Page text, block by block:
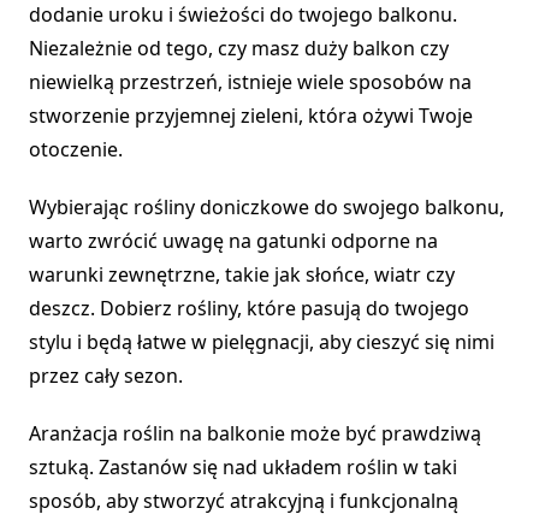
dodanie uroku i świeżości do twojego balkonu.
Niezależnie od tego, czy masz duży balkon czy
niewielką przestrzeń, istnieje wiele sposobów na
stworzenie przyjemnej zieleni, która ożywi Twoje
otoczenie.
Wybierając rośliny doniczkowe do swojego balkonu,
warto zwrócić uwagę na gatunki odporne na
warunki zewnętrzne, takie jak słońce, wiatr czy
deszcz. Dobierz rośliny, które pasują do twojego
stylu i będą łatwe w pielęgnacji, aby cieszyć się nimi
przez cały sezon.
Aranżacja roślin na balkonie może być prawdziwą
sztuką. Zastanów się nad układem roślin w taki
sposób, aby stworzyć atrakcyjną i funkcjonalną